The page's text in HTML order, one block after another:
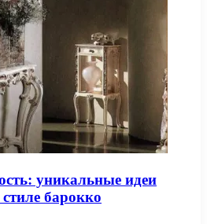
уникальные идеи
барокко